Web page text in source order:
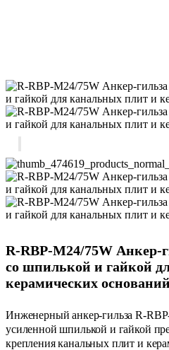
R-RBP-M24/75W Анкер-
со шпилькой и гайкой
керамических оснований
Инженерный анкер-гильза R-
усиленной шпилькой и гайкой
крепления канальных плит и